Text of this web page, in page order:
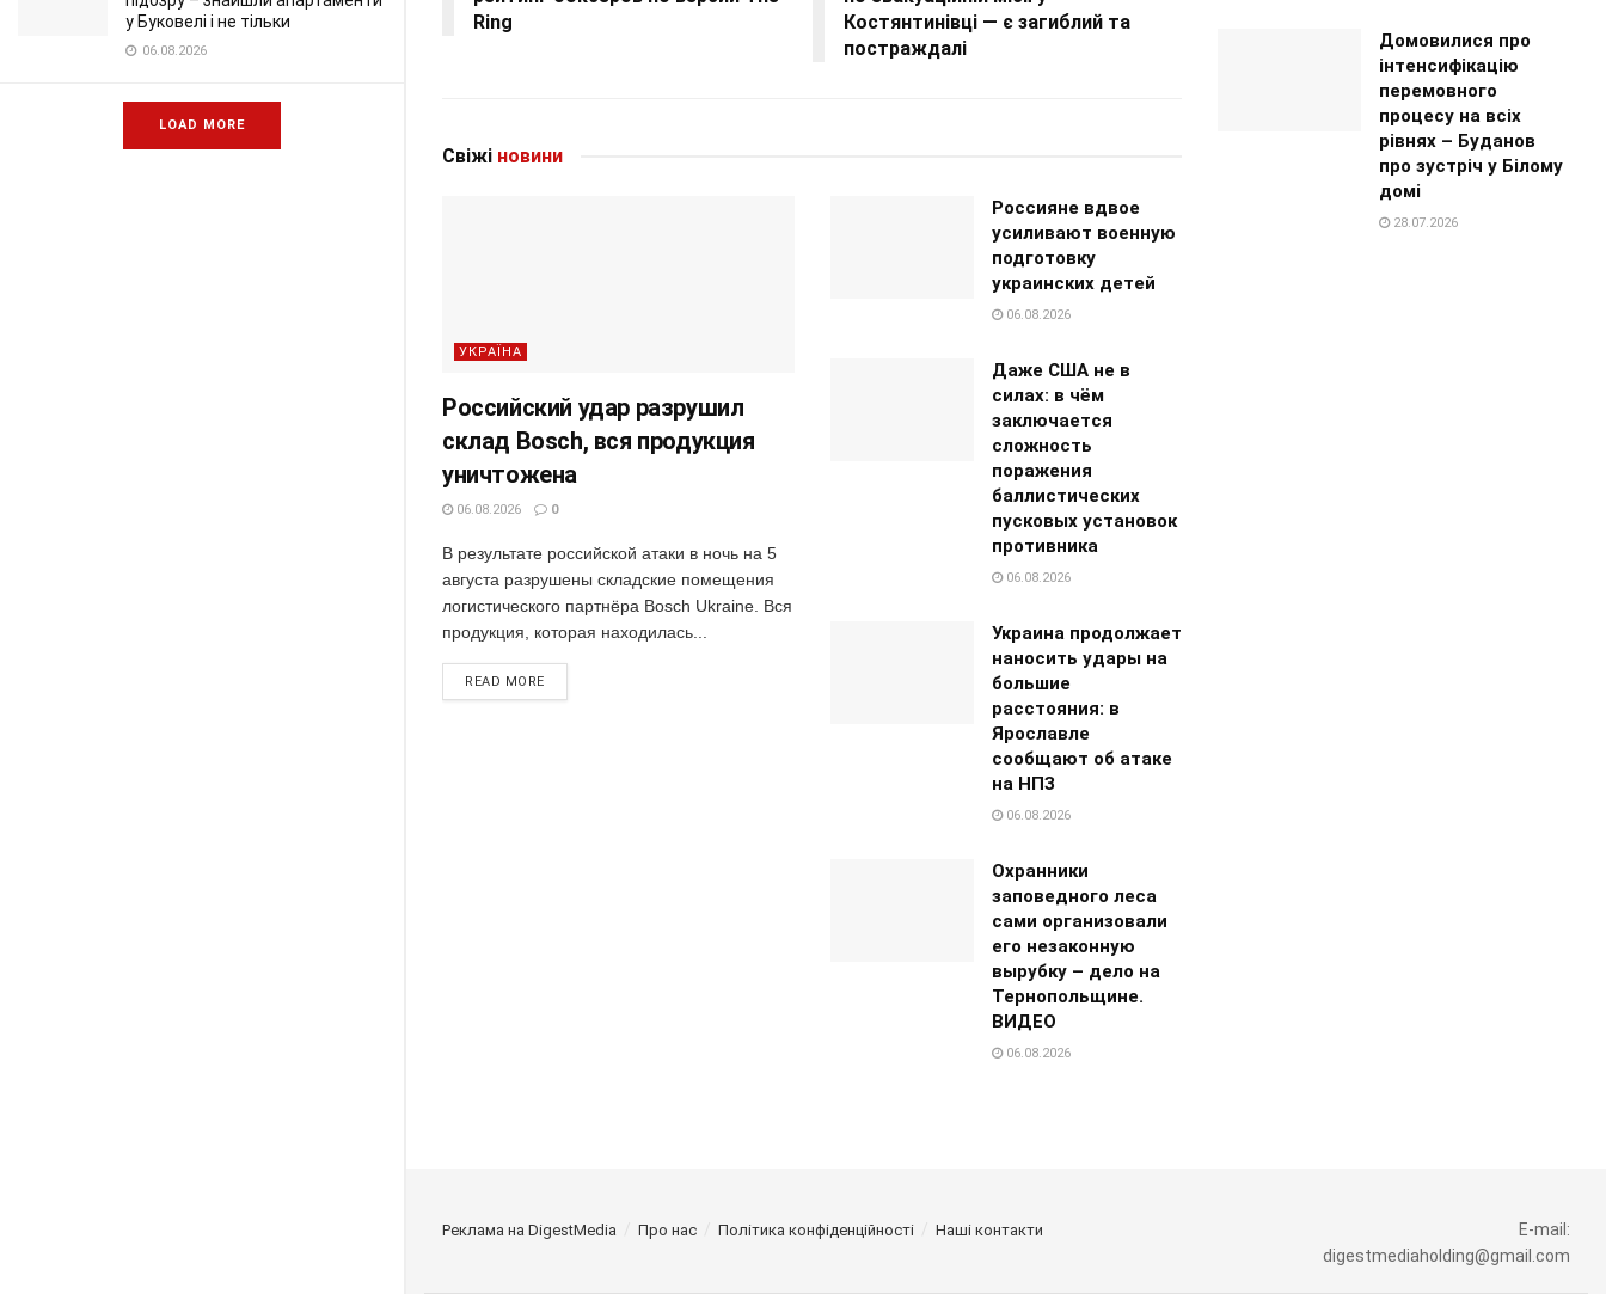
у Буковелі і не тільки
06.08.2026
LOAD MORE
Ring
Костянтинівці — є загиблий та
постраждалі
Свіжі новини
УКРАЇНА
Российский удар разрушил
склад Bosch, вся продукция
уничтожена
06.08.2026 0
В результате российской атаки в ночь на 5
августа разрушены складские помещения
логистического партнёра Bosch Ukraine. Вся
продукция, которая находилась...
READ MORE
Россияне вдвое
усиливают военную
подготовку
украинских детей
06.08.2026
Даже США не в
силах: в чём
заключается
сложность
поражения
баллистических
пусковых установок
противника
06.08.2026
Украина продолжает
наносить удары на
большие
расстояния: в
Ярославле
сообщают об атаке
на НПЗ
06.08.2026
Охранники
заповедного леса
сами организовали
его незаконную
вырубку – дело на
Тернопольщине.
ВИДЕО
06.08.2026
Домовилися про
інтенсифікацію
перемовного
процесу на всіх
рівнях – Буданов
про зустріч у Білому
домі
28.07.2026
Реклама на DigestMedia Про нас Політика конфіденційності Наші контакти
E-mail:
digestmediaholding@gmail.com